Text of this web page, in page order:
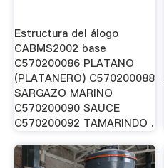
Estructura del álogo
CABMS2002 base
C570200086 PLATANO
(PLATANERO) C570200088
SARGAZO MARINO
C570200090 SAUCE
C570200092 TAMARINDO .